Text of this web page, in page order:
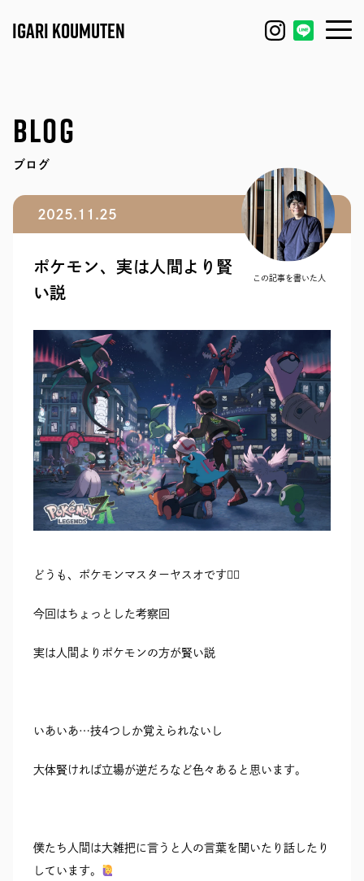
IGARI KOUMUTEN
MODEL HOUSE
BLOG
IGARI FARM
STAFF
IGARI SOBA
RECRUIT
SEAS0N BY MYSELF
MAIL
メール・資料請求
RESERVATION
LINEから来店予約
TELEPHONE
0120-56-1207
BLOG
ブログ
2025.11.25
この記事を書いた人
ポケモン、実は人間より賢
い説
どうも、ポケモンマスターヤスオです◓⃙⁣
今回はちょっとした考察回
実は人間よりポケモンの方が賢い説
いあいあ…技4つしか覚えられないし
大体賢ければ立場が逆だろなど色々あると思います。
僕たち人間は大雑把に言うと人の言葉を聞いたり話したり
しています。